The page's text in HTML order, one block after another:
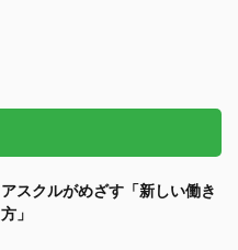
アスクルがめざす「新しい働き
方」